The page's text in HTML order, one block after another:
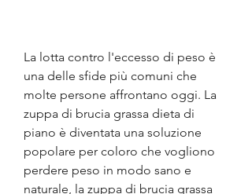
La lotta contro l'eccesso di peso è
una delle sfide più comuni che
molte persone affrontano oggi. La
zuppa di brucia grassa dieta di
piano è diventata una soluzione
popolare per coloro che vogliono
perdere peso in modo sano e
naturale, la zuppa di brucia grassa